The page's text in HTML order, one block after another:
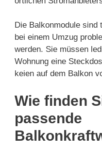
Die Balkonmodule sind
bei einem Umzug
werden. Sie müssen
Wohnung eine
keien auf dem Balkon
Wie finden
passende